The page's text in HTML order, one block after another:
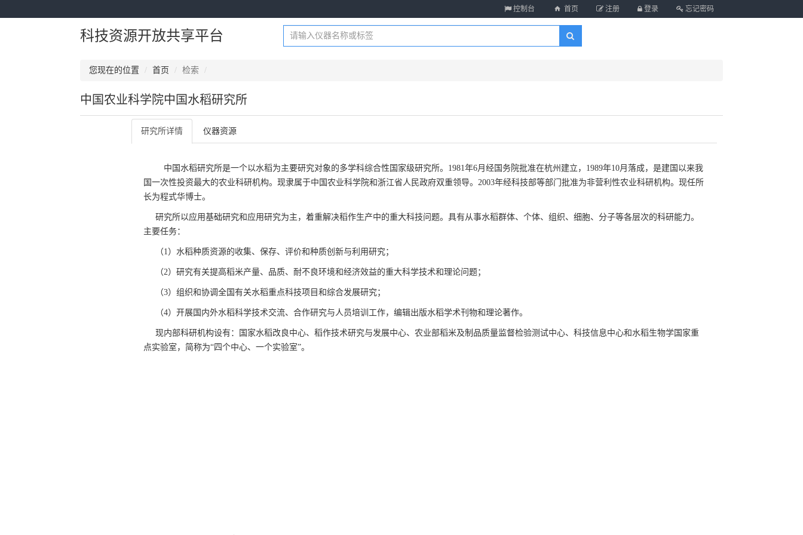
忘记密码
登录
注册
首页
控制台
科技资源开放共享平台
您现在的位置 首页 检索
中国农业科学院中国水稻研究所
研究所详情 仪器资源
中国水稻研究所是一个以水稻为主要研究对象的多学科综合性国家级研究所。1981年6月经国务院批准在杭州建立，1989年10月落成，是建国以来我
国一次性投资最大的农业科研机构。现隶属于中国农业科学院和浙江省人民政府双重领导。2003年经科技部等部门批准为非营利性农业科研机构。现任所
长为程式华博士。
研究所以应用基础研究和应用研究为主，着重解决稻作生产中的重大科技问题。具有从事水稻群体、个体、组织、细胞、分子等各层次的科研能力。
主要任务：
（1）水稻种质资源的收集、保存、评价和种质创新与利用研究；
（2）研究有关提高稻米产量、品质、耐不良环境和经济效益的重大科学技术和理论问题；
（3）组织和协调全国有关水稻重点科技项目和综合发展研究；
（4）开展国内外水稻科学技术交流、合作研究与人员培训工作，编辑出版水稻学术刊物和理论著作。
现内部科研机构设有：国家水稻改良中心、稻作技术研究与发展中心、农业部稻米及制品质量监督检验测试中心、科技信息中心和水稻生物学国家重
点实验室，简称为“四个中心、一个实验室”。